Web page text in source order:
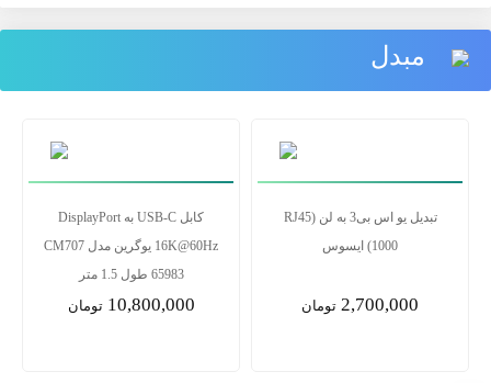
مبدل
کابل USB-C به DisplayPort
16K@60Hz یوگرین مدل CM707
65983 طول 1.5 متر
10,800,000 تومان
تبدیل یو اس بی3 به لن RJ45)
1000) ایسوس
2,700,000 تومان